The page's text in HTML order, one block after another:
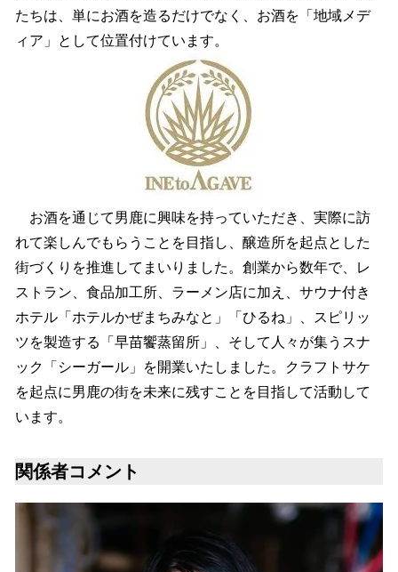
たちは、単にお酒を造るだけでなく、お酒を「地域メデ
ィア」として位置付けています。
お酒を通じて男鹿に興味を持っていただき、実際に訪
れて楽しんでもらうことを目指し、醸造所を起点とした
街づくりを推進してまいりました。創業から数年で、レ
ストラン、食品加工所、ラーメン店に加え、サウナ付き
ホテル「ホテルかぜまちみなと」「ひるね」、スピリッ
ツを製造する「早苗饗蒸留所」、そして人々が集うスナ
ック「シーガール」を開業いたしました。クラフトサケ
を起点に男鹿の街を未来に残すことを目指して活動して
います。
関係者コメント